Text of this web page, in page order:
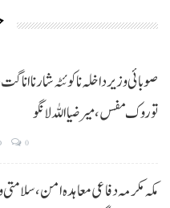
صوبائی وزیر داخلہ نا کوئٹہ شار نا
توروک مفس، میر ضیا اللہ لانگو
0
مکہ مکرمہ دفاعی معاہدہ امن،